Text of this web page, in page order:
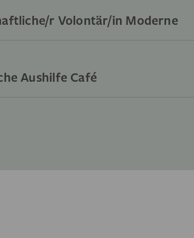
r Volontär/in Moderne
Aushilfe Café